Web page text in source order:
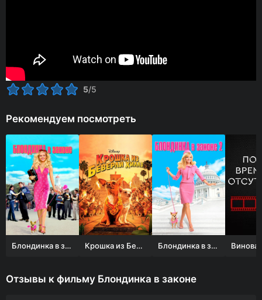
5/5
Рекомендуем посмотреть
Блондинка в законе Крошка из Беверли-Хиллз Блондинка в законе 2
Отзывы к фильму Блондинка в законе